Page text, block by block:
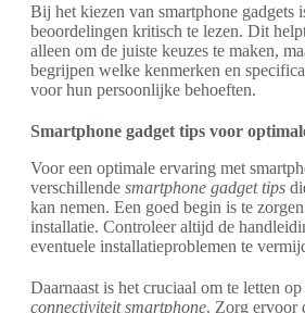
Bij het kiezen van smartphone gadgets
beoordelingen kritisch te lezen. Dit
alleen om de juiste keuzes te maken,
begrijpen welke kenmerken en
voor hun persoonlijke behoeften.
Smartphone gadget tips voor
Voor een optimale ervaring met
verschillende smartphone gadget tips
kan nemen. Een goed begin is te
installatie. Controleer altijd de
eventuele installatieproblemen te
Daarnaast is het cruciaal om te letten op
connectiviteit smartphone. Zorg ervoor